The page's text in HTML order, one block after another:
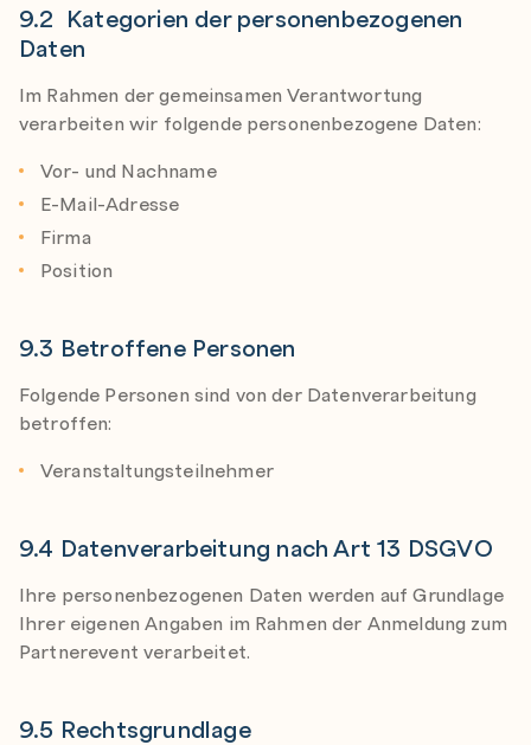
9.2 Kategorien der personenbezogenen
Daten
Im Rahmen der gemeinsamen Verantwortung
verarbeiten wir folgende personenbezogene Daten:
Vor- und Nachname
E-Mail-Adresse
Firma
Position
9.3 Betroffene Personen
Folgende Personen sind von der Datenverarbeitung
betroffen:
Veranstaltungsteilnehmer
9.4 Datenverarbeitung nach Art 13 DSGVO
Ihre personenbezogenen Daten werden auf Grundlage
Ihrer eigenen Angaben im Rahmen der Anmeldung zum
Partnerevent verarbeitet.
9.5 Rechtsgrundlage